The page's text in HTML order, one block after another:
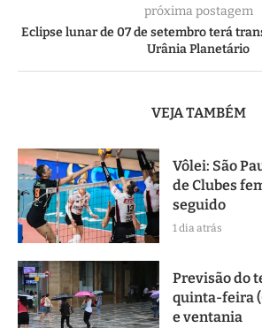
próxima postagem
Eclipse lunar de 07 de setembro terá
Urânia Planetário
VEJA TAMBÉM
Vôlei: São
de Clubes
seguido
1 dia atrás
Previsão do
quinta-feira
e ventania